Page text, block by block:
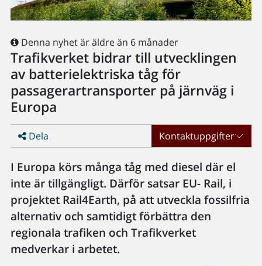
Denna nyhet är äldre än 6 månader
Trafikverket bidrar till utvecklingen
av batterielektriska tåg för
passagerartransporter på järnväg i
Europa
Dela Kontaktuppgifter
I Europa körs många tåg med diesel där el
inte är tillgängligt. Därför satsar EU- Rail, i
projektet Rail4Earth, på att utveckla fossilfria
alternativ och samtidigt förbättra den
regionala trafiken och Trafikverket
medverkar i arbetet.